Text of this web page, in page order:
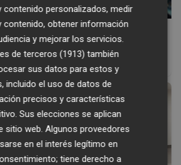
puertas
poderosos del mundo, ¿está el
contenido personalizados, medir
contenido, obtener información
y mejorar los servicios.
de terceros (1913) también
sus datos para estos y
incluido el uso de datos de
precisos y características
Sus elecciones se aplican
sitio web. Algunos proveedores
en el interés legítimo en
tiene derecho a